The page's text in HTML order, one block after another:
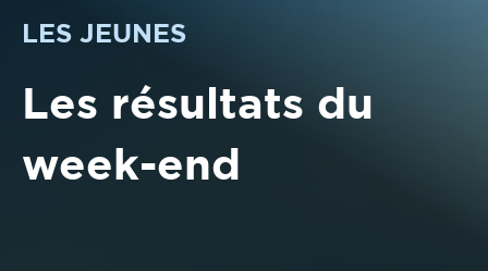
LES JEUNES
Les résultats du
week-end